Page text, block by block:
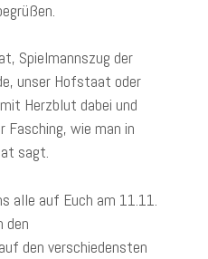
Spielmannszug der
unser Hofstaat oder
Herzblut dabei und
Fasching, wie man in
sagt.
alle auf Euch am 11.11.
den
den verschiedensten